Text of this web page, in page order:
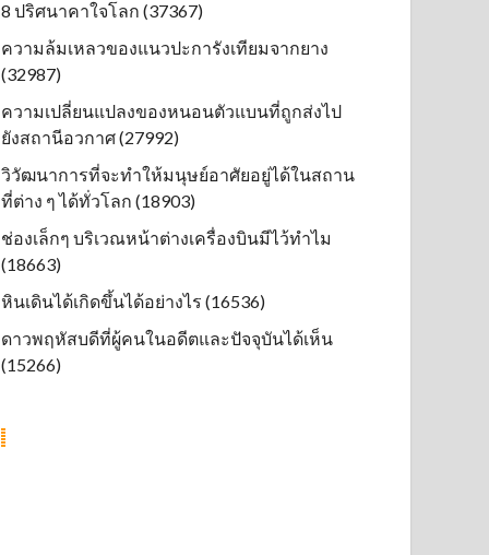
8 ปริศนาคาใจโลก (37367)
ความล้มเหลวของแนวปะการังเทียมจากยาง
(32987)
ความเปลี่ยนแปลงของหนอนตัวแบนที่ถูกส่งไป
ยังสถานีอวกาศ (27992)
วิวัฒนาการที่จะทำให้มนุษย์อาศัยอยู่ได้ในสถาน
ที่ต่าง ๆ ได้ทั่วโลก (18903)
ช่องเล็กๆ บริเวณหน้าต่างเครื่องบินมีไว้ทำไม
(18663)
หินเดินได้เกิดขึ้นได้อย่างไร (16536)
ดาวพฤหัสบดีที่ผู้คนในอดีตและปัจจุบันได้เห็น
(15266)